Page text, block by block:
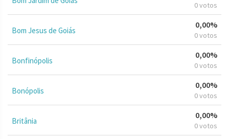
0 votos
Bom Jesus de Goiás
0,00%
0 votos
Bonfinópolis
0,00%
0 votos
Bonópolis
0,00%
0 votos
Britânia
0,00%
0 votos